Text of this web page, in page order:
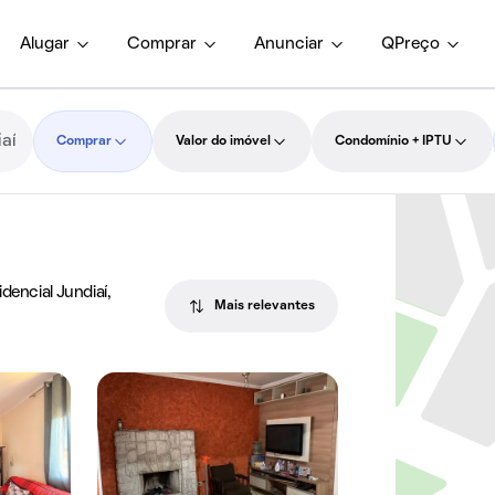
Alugar Comprar Anunciar QPreço
Comprar Valor do imóvel Condomínio + IPTU
Jundiaí,
Mais relevantes